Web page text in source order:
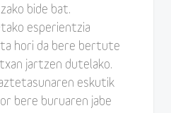
bide bat.
esperientzia
hori da bere bertute
jartzen dutelako.
eskutik
bere buruaren jabe